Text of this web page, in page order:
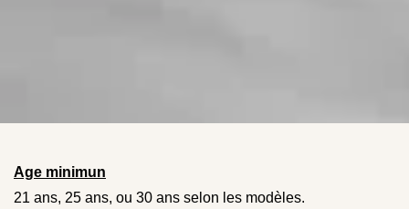
Age minimun
21 ans, 25 ans, ou 30 ans selon les modèles.